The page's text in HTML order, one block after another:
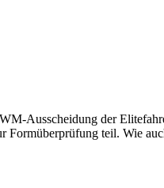
Ausscheidung der
Formüberprüfung teil. Wie